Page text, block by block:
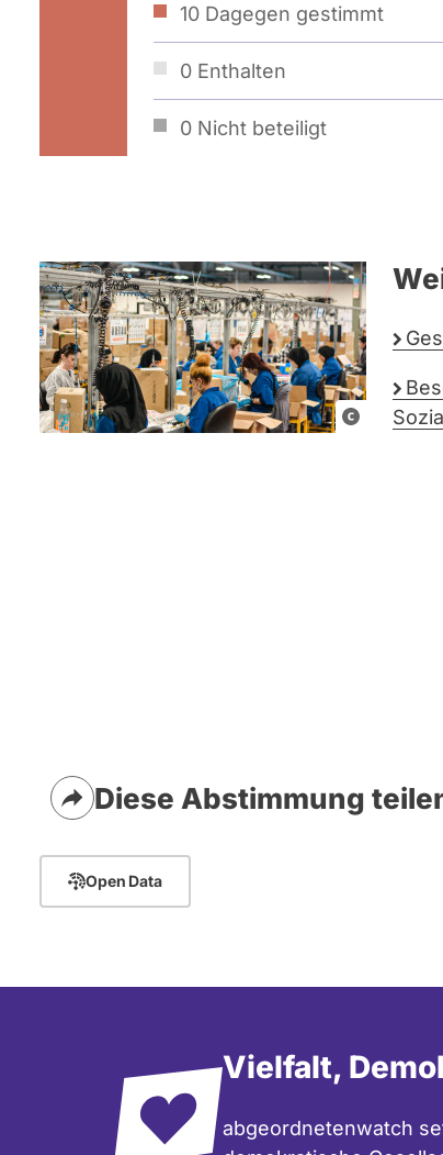
10 Dagegen gestimmt
0 Enthalten
0 Nicht beteiligt
CC0
Diese Abstimmung
Open Data
Vielfalt,
abgeordnetenwatch